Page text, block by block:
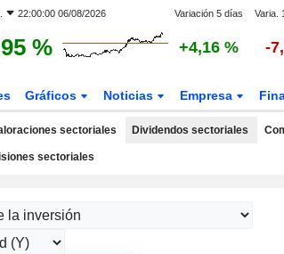
22:00:00 06/08/2026 Variación 5 días Varia.
% +4,16 % -
Gráficos Noticias Empresa
sectoriales Dividendos sectoriales
sectoriales